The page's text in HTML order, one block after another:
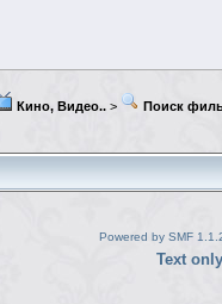
Кино, Видео.. > Поиск
Powered by SMF
Text